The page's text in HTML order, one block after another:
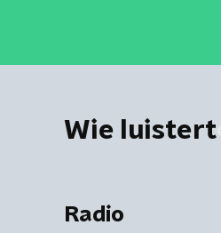
Wie luistert
Radio